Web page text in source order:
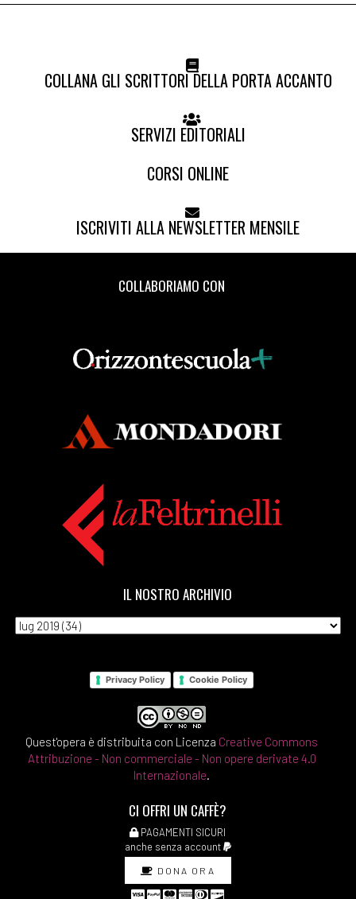
COLLANA GLI SCRITTORI DELLA PORTA ACCANTO
SERVIZI EDITORIALI
CORSI ONLINE
ISCRIVITI ALLA NEWSLETTER MENSILE
COLLABORIAMO CON
IL NOSTRO ARCHIVIO
Privacy Policy Cookie Policy
Quest'opera è distribuita con Licenza Creative Commons
Attribuzione - Non commerciale - Non opere derivate 4.0
Internazionale.
CI OFFRI UN CAFFÈ?
PAGAMENTI SICURI
anche senza account
DONA ORA